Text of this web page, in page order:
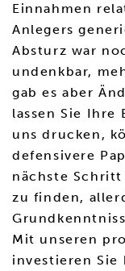
Einnahmen
Anlegers
Absturz war
undenkbar,
gab es aber
lassen Sie Ihre
uns drucken,
defensivere
nächste
zu finden,
Mit unseren
investieren Sie